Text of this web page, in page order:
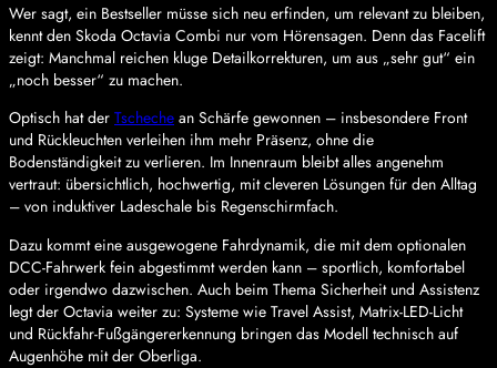
Wer sagt, ein Bestseller müsse sich neu erfinden, um relevant zu bleiben,
kennt den Skoda Octavia Combi nur vom Hörensagen. Denn das Facelift
zeigt: Manchmal reichen kluge Detailkorrekturen, um aus „sehr gut“ ein
„noch besser“ zu machen.
Optisch hat der Tscheche an Schärfe gewonnen – insbesondere Front
und Rückleuchten verleihen ihm mehr Präsenz, ohne die
Bodenständigkeit zu verlieren. Im Innenraum bleibt alles angenehm
vertraut: übersichtlich, hochwertig, mit cleveren Lösungen für den Alltag
– von induktiver Ladeschale bis Regenschirmfach.
Dazu kommt eine ausgewogene Fahrdynamik, die mit dem optionalen
DCC-Fahrwerk fein abgestimmt werden kann – sportlich, komfortabel
oder irgendwo dazwischen. Auch beim Thema Sicherheit und Assistenz
legt der Octavia weiter zu: Systeme wie Travel Assist, Matrix-LED-Licht
und Rückfahr-Fußgängererkennung bringen das Modell technisch auf
Augenhöhe mit der Oberliga.